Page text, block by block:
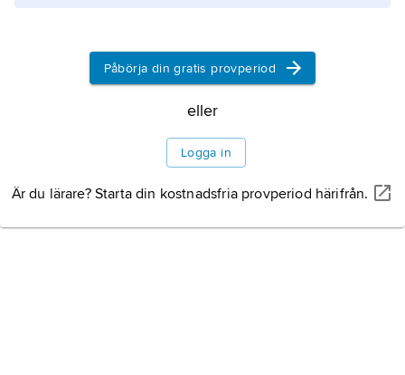
Information om artikeln
Påbörja din gratis provperiod
eller
Logga in
Är du lärare? Starta din kostnadsfria provperiod härifrån.